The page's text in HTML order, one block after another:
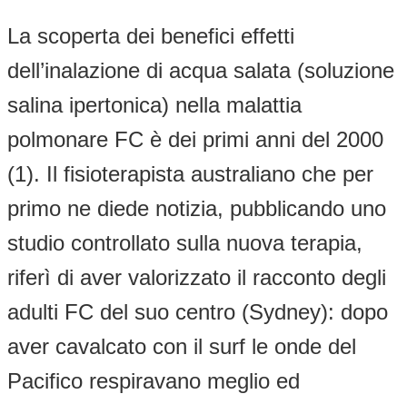
La scoperta dei benefici effetti
dell’inalazione di acqua salata (soluzione
salina ipertonica) nella malattia
polmonare FC è dei primi anni del 2000
(1). Il fisioterapista australiano che per
primo ne diede notizia, pubblicando uno
studio controllato sulla nuova terapia,
riferì di aver valorizzato il racconto degli
adulti FC del suo centro (Sydney): dopo
aver cavalcato con il surf le onde del
Pacifico respiravano meglio ed